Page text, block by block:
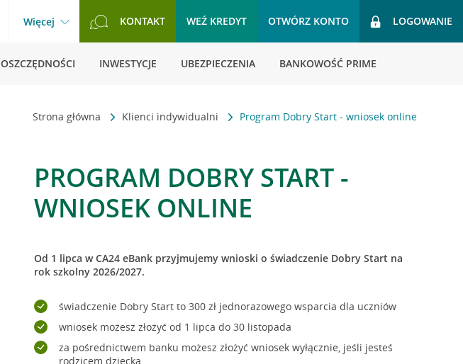
Więcej KONTAKT WEŹ KREDYT OTWÓRZ KONTO LOGOWANIE
OSZCZĘDNOŚCI INWESTYCJE UBEZPIECZENIA BANKOWOŚĆ PRIME
Strona główna Klienci indywidualni Program Dobry Start - wniosek online
PROGRAM DOBRY START -
WNIOSEK ONLINE
Od 1 lipca w CA24 eBank przyjmujemy wnioski o świadczenie Dobry Start na
rok szkolny 2026/2027.
świadczenie Dobry Start to 300 zł jednorazowego wsparcia dla uczniów
wniosek możesz złożyć od 1 lipca do 30 listopada
za pośrednictwem banku możesz złożyć wniosek wyłącznie, jeśli jesteś
rodzicem dziecka.